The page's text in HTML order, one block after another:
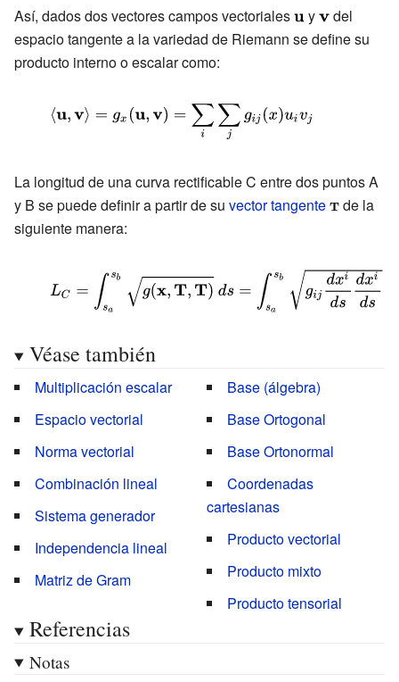
T{\mathcal
{M}}\times
T{\mathcal
\mathbb {R} }
g_{x}(\cdot
,\cdot
)=g(x;\cdot
Así, dados dos vectores campos vectoriales{\displaystyle
\mathbf {u} }
y
\mathbf {v} }
del
espacio tangente a la variedad de Riemann se define su
producto interno o escalar como:
{\displaystyle
,\mathbf {v}
\rangle =g_{x}
,\mathbf {v}
)=\sum
_{j}g_{ij}
La longitud de una curva rectificable C entre dos puntos A
y B se puede definir a partir de su vector tangente
de la
siguiente manera:
{\displaystyle
L_{C}=\int
{\sqrt {g(\mathbf
{x} ,\mathbf {T}
ds=\int
_{s_{a}}^{s_{b}}
{\sqrt {g_{ij}
{\frac {dx^{i}}
{ds}}{\frac
ds}
Véase también
Multiplicación escalar
Espacio vectorial
Norma vectorial
Combinación lineal
Sistema generador
Independencia lineal
Matriz de Gram
Base (álgebra)
Base Ortogonal
Base Ortonormal
Coordenadas
cartesianas
Producto vectorial
Producto mixto
Producto tensorial
Referencias
Notas